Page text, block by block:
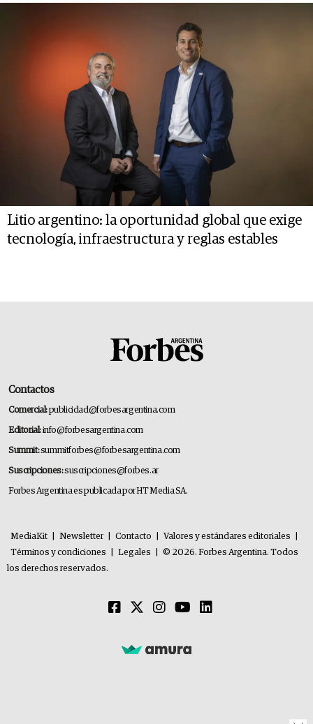
Litio argentino: la oportunidad global que exige
tecnología, infraestructura y reglas estables
Contactos
Comercial:publicidad@forbesargentina.com
Editorial:info@forbesargentina.com
Summit:summitforbes@forbesargentina.com
Suscripciones:suscripciones@forbes.ar
Forbes Argentina es publicada por HT Media SA.
MediaKit Newsletter Contacto Valores y estándares editoriales
Términos y condiciones
Legales
© 2026. Forbes Argentina. Todos
los derechos reservados.